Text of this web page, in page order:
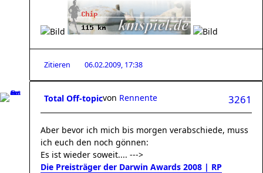
Zitieren 06.02.2009, 17:38
Total Off-topic 3261
von Rennente
Aber bevor ich mich bis morgen verabschiede, muss
ich euch den noch gönnen:
Es ist wieder soweit.... --->
Die Preisträger der Darwin Awards 2008 | RP